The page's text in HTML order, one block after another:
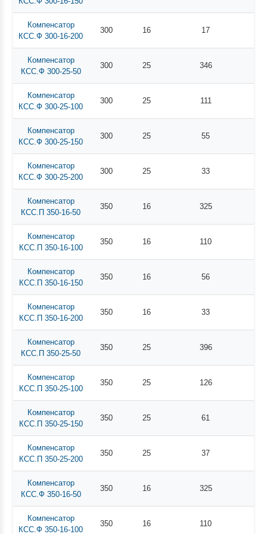
Компенсатор
КСС.Ф 300-16-200
300 16 17
Компенсатор
КСС.Ф 300-25-50
300 25 346
Компенсатор
КСС.Ф 300-25-100
300 25 111
Компенсатор
КСС.Ф 300-25-150
300 25 55
Компенсатор
КСС.Ф 300-25-200
300 25 33
Компенсатор
КСС.П 350-16-50
350 16 325
Компенсатор
КСС.П 350-16-100
350 16 110
Компенсатор
КСС.П 350-16-150
350 16 56
Компенсатор
КСС.П 350-16-200
350 16 33
Компенсатор
КСС.П 350-25-50
350 25 396
Компенсатор
КСС.П 350-25-100
350 25 126
Компенсатор
КСС.П 350-25-150
350 25 61
Компенсатор
КСС.П 350-25-200
350 25 37
Компенсатор
КСС.Ф 350-16-50
350 16 325
Компенсатор
КСС.Ф 350-16-100
350 16 110